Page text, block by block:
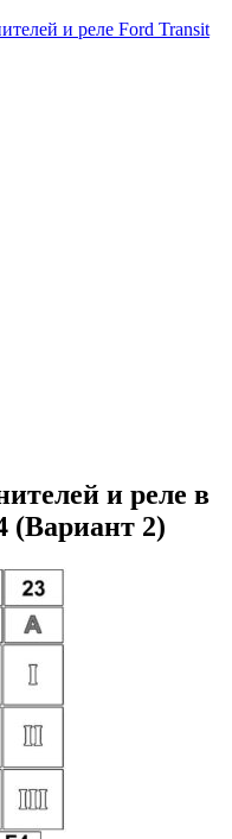
и реле Ford Transit
и реле в
(Вариант 2)